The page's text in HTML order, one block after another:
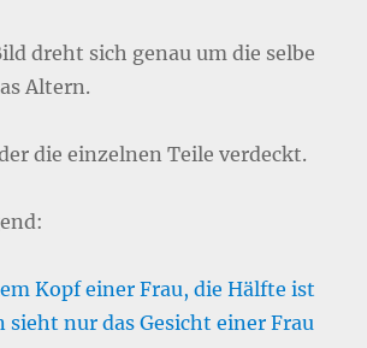
dreht sich genau um die selbe
Altern.
die einzelnen Teile verdeckt.